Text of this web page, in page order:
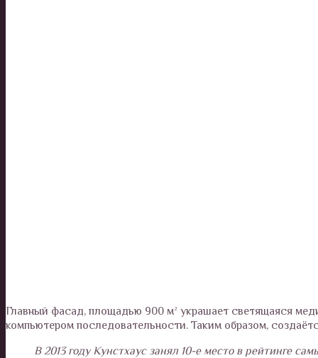
Главный фасад, площадью 900 м² украшает светящаяся
компьютером последовательности. Таким образом,
В 2013 году Кунстхаус занял 10-е место в рейтинге